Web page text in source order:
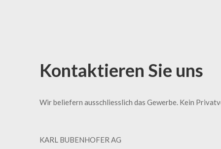
Kontaktieren Sie uns
Wir beliefern ausschliesslich das Gewerbe. Kein
KARL BUBENHOFER AG